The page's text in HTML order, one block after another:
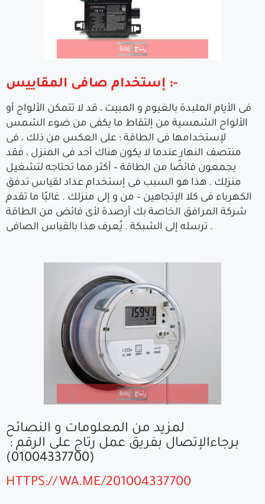
إستخدام صافى المقاييس :-
فى الأيام الملبدة بالغيوم و المبيت ، قد لا تتمكن الألواح أو
الألواح الشمسية من إلتقاط ما يكفى من ضوء الشمس
لإستخدامها فى الطاقة ؛ على العكس من ذلك ، فى
منتصف النهار عندما لا يكون هناك أحد فى المنزل ، فقد
يجمعون فائضًا من الطاقة – أكثر مما تحتاجه لتشغيل
منزلك . هذا هو السبب فى إستخدام عداد لقياس تدفق
الكهرباء فى كلا الإتجاهين – من و إلى منزلك . غالبًا ما تقدم
شركة المرافق الخاصة بك أرصدة لأى فائض من الطاقة
ترسله إلى الشبكة . يُعرف هذا بالقياس الصافى .
لمزيد من المعلومات و النصائح
برجاءالإتصال بفريق عمل رتاج على الرقم :
(01004337700)
HTTPS://WA.ME/201004337700